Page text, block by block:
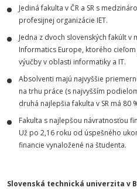
Jediná fakulta v ČR a SR s
profesijnej organizácie IET.
Jedna z dvoch slovenských fakúlt
Informatics Europe, ktorého
výučby v oblasti informatiky a IT.
Absolventi majú najvyššie
na trhu práce (s najvyšším
druhá najlepšia fakulta v SR má 80
Fakulta s najlepšou návratnosťou
Už po 2,16 roku od úspešného
financie vynaložené na študenta.
Slovenská technická univerzita v